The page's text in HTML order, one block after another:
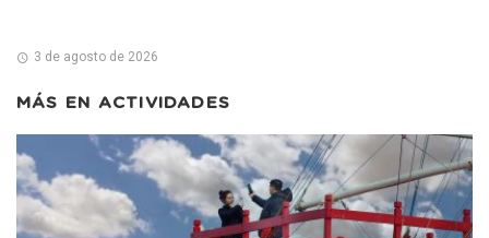
3 de agosto de 2026
MÁS EN ACTIVIDADES